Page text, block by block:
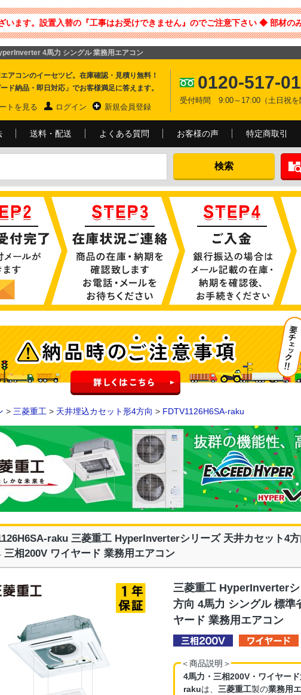
ます。設置入替の『工事はお受けできません』のでご注意下さい ◆ 部材の
4馬力 シングル 業務用エアコン
アコンのイーセツビ。在庫確認・見積り無料！
ード納品・即日対応」でお客様満足に答えます。
トを見る ログイン 新規会員登録
0120-517-
受付時間 9:00～17:00（土日祝を
送料・配送 よくある質問 お客様の声 特定商取引
> 三菱重工 > 天井埋込カセット形4方向 > FDTV1126H6SA-raku
raku 三菱重工 HyperInverterシリーズ 天井カセット4
三相200V ワイヤード 業務用エアコン
三菱重工 HyperInverter
方向 4馬力 シングル 標準
ヤード 業務用エアコン
＜商品説明＞
4馬力・三相200V・ワイヤード
rakuは、 三菱重工製の業務用